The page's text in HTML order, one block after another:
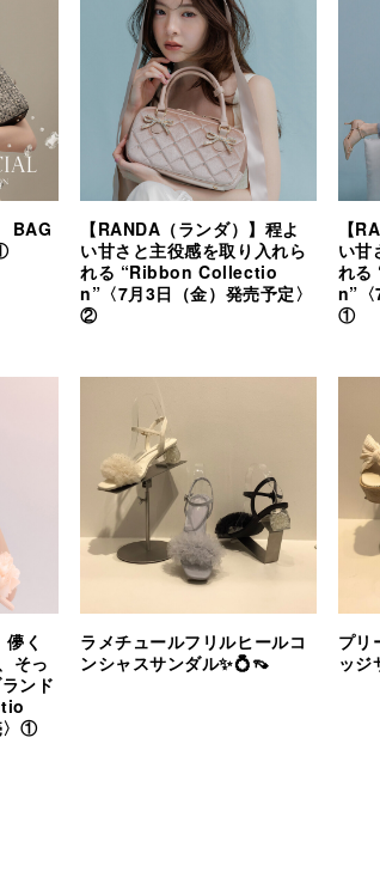
BAG
【RANDA（ランダ）】程よ
い甘さと主役感を取り入れら
れる “Ribbon Collectio
n”〈7月3日（金）発売予定〉
②
【
い甘
れ
n”〈
①
く
そっ
ンド
〉①
ラメチュールフリルヒールコ
ンシャスサンダル✨💍👡
プリ
ッジ